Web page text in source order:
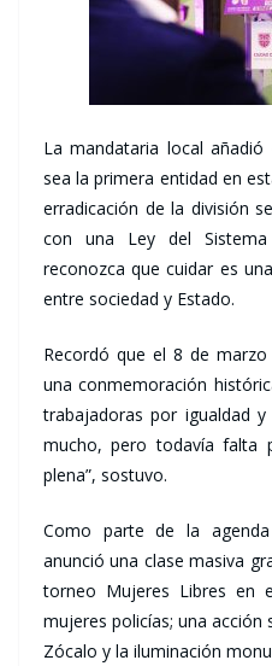
La mandataria local
sea la primera entidad en
erradicación de la división
con una Ley del
reconozca que cuidar es
entre sociedad y Estado.
Recordó que el 8 de
una conmemoración
trabajadoras por igualdad y
mucho, pero todavía falta
plena”, sostuvo.
Como parte de la
anunció una clase masiva
torneo Mujeres Libres en
mujeres policías; una
Zócalo y la iluminación